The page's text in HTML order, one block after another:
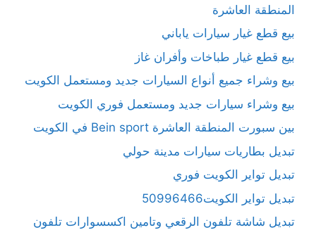
المنطقة العاشرة
بيع قطع غيار سيارات ياباني
بيع قطع غيار طباخات وأفران غاز
بيع وشراء جميع أنواع السيارات جديد ومستعمل الكويت
بيع وشراء سيارات جديد ومستعمل فوري الكويت
بين سبورت المنطقة العاشرة Bein sport في الكويت
تبديل بطاريات سيارات مدينة حولي
تبديل تواير الكويت فوري
تبديل تواير الكويت50996466
تبديل شاشة تلفون الرقعي وتامين اكسسوارات تلفون